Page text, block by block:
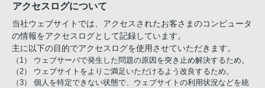
アクセスログについて
当社ウェブサイトでは、アクセスされたお客さまのコンピュータ
の情報をアクセスログとして記録しています。
主に以下の目的でアクセスログを使用させていただきます。
（1） ウェブサーバで発生した問題の原因を突き止め解決するため。
（2） ウェブサイトをよりご満足いただけるよう改良するため。
（3） 個人を特定できない状態で、ウェブサイトの利用状況などを統